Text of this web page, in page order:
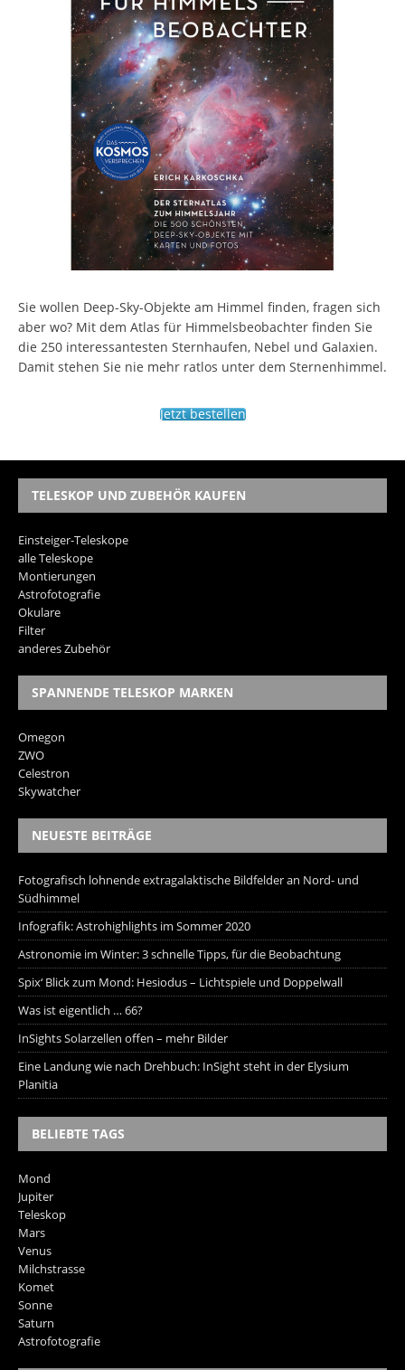
Sie wollen Deep-Sky-Objekte am Himmel finden, fragen sich
aber wo? Mit dem Atlas für Himmelsbeobachter finden Sie
die 250 interessantesten Sternhaufen, Nebel und Galaxien.
Damit stehen Sie nie mehr ratlos unter dem Sternenhimmel.
Jetzt bestellen
TELESKOP UND ZUBEHÖR KAUFEN
Einsteiger-Teleskope
alle Teleskope
Montierungen
Astrofotografie
Okulare
Filter
anderes Zubehör
SPANNENDE TELESKOP MARKEN
Omegon
ZWO
Celestron
Skywatcher
NEUESTE BEITRÄGE
Fotografisch lohnende extragalaktische Bildfelder an Nord- und
Südhimmel
Infografik: Astrohighlights im Sommer 2020
Astronomie im Winter: 3 schnelle Tipps, für die Beobachtung
Spix‘ Blick zum Mond: Hesiodus – Lichtspiele und Doppelwall
Was ist eigentlich … 66?
InSights Solarzellen offen – mehr Bilder
Eine Landung wie nach Drehbuch: InSight steht in der Elysium
Planitia
BELIEBTE TAGS
Mond
Jupiter
Teleskop
Mars
Venus
Milchstrasse
Komet
Sonne
Saturn
Astrofotografie